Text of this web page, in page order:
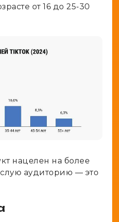
от 16 до 25-30
нацелен на более
аудиторию — это